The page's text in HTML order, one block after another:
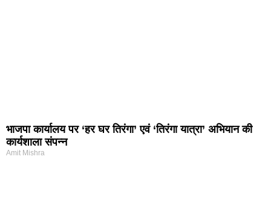
भाजपा कार्यालय पर ‘हर घर तिरंगा’ एवं ‘तिरंगा यात्रा’ अभियान की
कार्यशाला संपन्न
Amit Mishra